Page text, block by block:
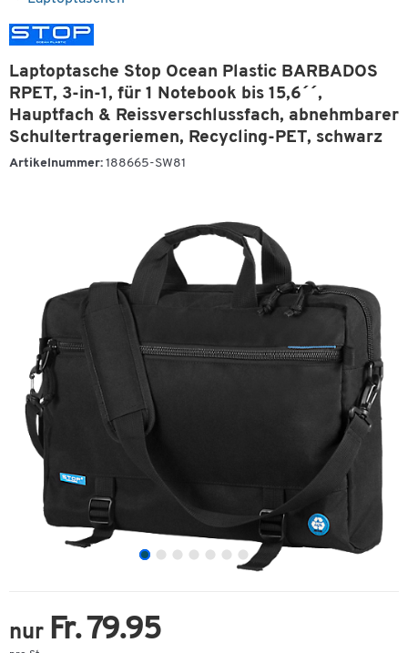
Laptoptasche Stop Ocean Plastic BARBADOS
RPET, 3-in-1, für 1 Notebook bis 15,6´´,
Hauptfach & Reissverschlussfach, abnehmbarer
Schultertrageriemen, Recycling-PET, schwarz
Artikelnummer: 188665-SW81
nur Fr. 79.95